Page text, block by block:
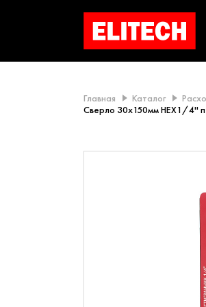
Главная Каталог
Сверло 30х150мм HEX1/4''